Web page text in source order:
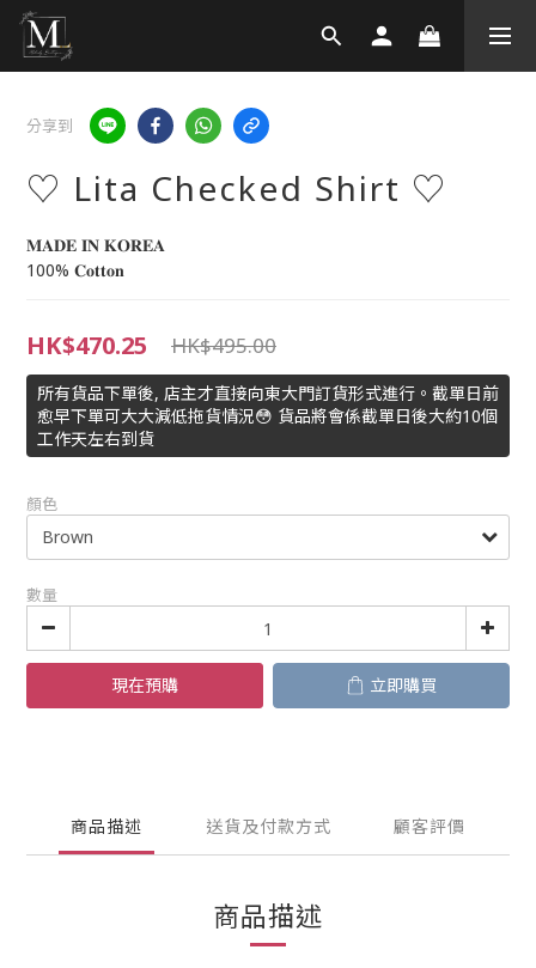
分享到
♡ Lita Checked Shirt ♡
𝐌𝐀𝐃𝐄 𝐈𝐍 𝐊𝐎𝐑𝐄𝐀
100% 𝐂𝐨𝐭𝐭𝐨𝐧
HK$470.25 HK$495.00
所有貨品下單後, 店主才直接向東大門訂貨形式進行。截單日前
愈早下單可大大減低拖貨情況😳 貨品將會係截單日後大約10個
工作天左右到貨
顏色
數量
現在預購 立即購買
商品描述 送貨及付款方式 顧客評價
商品描述